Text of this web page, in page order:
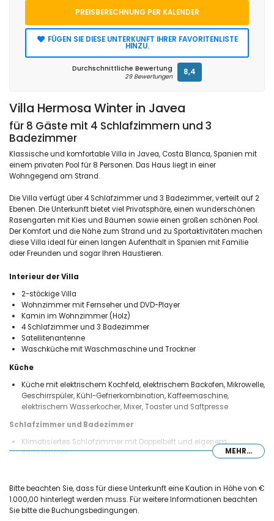
Villa Hermosa Winter in Javea
für 8 Gäste mit 4 Schlafzimmern und 3
Badezimmer
Klassische und komfortable Villa in Javea, Costa Blanca, Spanien mit
einem privaten Pool für 8 Personen. Das Haus liegt in einer
Wohngegend am Strand.
Die Villa verfügt über 4 Schlafzimmer und 3 Badezimmer, verteilt auf 2
Ebenen. Die Unterkunft bietet viel Privatsphäre, einen wunderschönen
Rasengarten mit Kies und Bäumen sowie einen großen schönen Pool.
Der Komfort und die Nähe zum Strand und zu Sportaktivitäten machen
diese Villa ideal für einen langen Aufenthalt in Spanien mit Familie
oder Freunden und sogar Ihren Haustieren.
Interieur der Villa
2-stöckige Villa
Wohnzimmer mit Fernseher und DVD-Player
Kamin im Wohnzimmer (Holz)
4 Schlafzimmer und 3 Badezimmer
Satellitenantenne
Waschküche mit Waschmaschine und Trockner
Küche
Küche mit elektrischem Kochfeld, elektrischem Backofen, Mikrowelle,
Geschirrspüler, Kühl-Gefrierkombination, Kaffeemaschine,
elektrischem Wasserkocher, Mixer, Toaster und Saftpresse
Schlafzimmer und Badezimmer
Klimatisiertes Schlafzimmer mit Doppelbett und eigenem
Badezimmer
Klimatisiertes Schlafzimmer mit 2 Einzelbetten
En-suite Badezimmer mit einem Waschbecken, Badewanne,
Dusche und WC
MEHR...
Bitte beachten Sie, dass für diese Unterkunft eine Kaution in Höhe von €
1.000,00 hinterlegt werden muss. Für weitere Informationen beachten
Sie bitte die Buchungsbedingungen.
PREISBERECHNUNG PER KALENDER
FÜGEN SIE DIESE UNTERKUNFT IHRER FAVORITENLISTE
HINZU.
Durchschnittliche Bewertung
29 Bewertungen 8,4